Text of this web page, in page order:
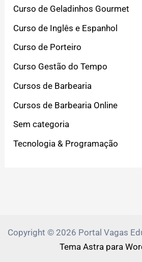
Curso de Geladinhos Gourmet
Curso de Inglês e Espanhol
Curso de Porteiro
Curso Gestão do Tempo
Cursos de Barbearia
Cursos de Barbearia Online
Sem categoria
Tecnologia & Programação
Copyright © 2026 Portal Vagas
Tema Astra para